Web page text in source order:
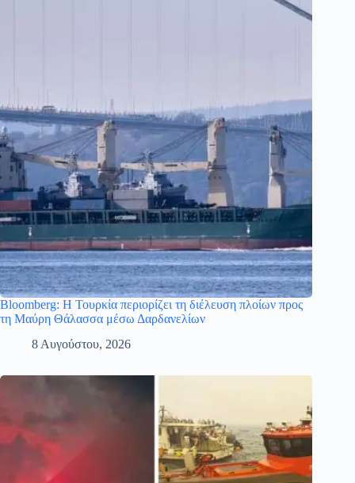
Bloomberg: Η Τουρκία περιορίζει τη διέλευση πλοίων προς
τη Μαύρη Θάλασσα μέσω Δαρδανελίων
8 Αυγούστου, 2026